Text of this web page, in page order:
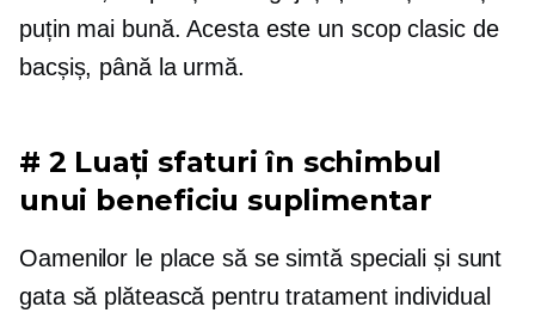
puțin mai bună. Acesta este un scop clasic de
bacșiș, până la urmă.
# 2 Luați sfaturi în schimbul
unui beneficiu suplimentar
Oamenilor le place să se simtă speciali și sunt
gata să plătească pentru tratament individual